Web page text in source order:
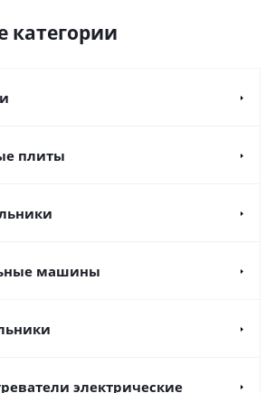
категории
плиты
машины
электрические